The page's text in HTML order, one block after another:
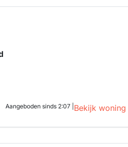
Aangeboden sinds 2:07 | Bekijk woning